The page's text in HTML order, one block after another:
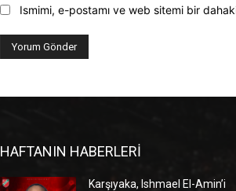
Ismimi, e-postamı ve web sitemi bir
HAFTANIN HABERLERİ
Karşıyaka, Ishmael El-Amin’i